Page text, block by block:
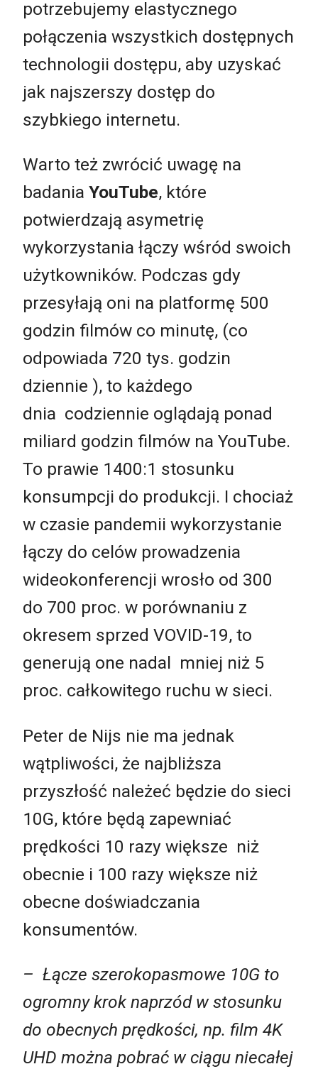
potrzebujemy elastycznego
połączenia wszystkich dostępnych
technologii dostępu, aby uzyskać
jak najszerszy dostęp do
szybkiego internetu.
Warto też zwrócić uwagę na
badania YouTube, które
potwierdzają asymetrię
wykorzystania łączy wśród swoich
użytkowników. Podczas gdy
przesyłają oni na platformę 500
godzin filmów co minutę, (co
odpowiada 720 tys. godzin
dziennie ), to każdego
dnia codziennie oglądają ponad
miliard godzin filmów na YouTube.
To prawie 1400:1 stosunku
konsumpcji do produkcji. I chociaż
w czasie pandemii wykorzystanie
łączy do celów prowadzenia
wideokonferencji wrosło od 300
do 700 proc. w porównaniu z
okresem sprzed VOVID-19, to
generują one nadal mniej niż 5
proc. całkowitego ruchu w sieci.
Peter de Nijs nie ma jednak
wątpliwości, że najbliższa
przyszłość należeć będzie do sieci
10G, które będą zapewniać
prędkości 10 razy większe niż
obecnie i 100 razy większe niż
obecne doświadczania
konsumentów.
– Łącze szerokopasmowe 10G to
ogromny krok naprzód w stosunku
do obecnych prędkości, np. film 4K
UHD można pobrać w ciągu niecałej